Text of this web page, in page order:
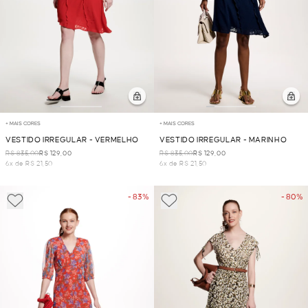
+ MAIS CORES
VESTIDO IRREGULAR - VERMELHO
R$ 835,00R$ 129,00
6x de R$ 21,50
+ MAIS CORES
VESTIDO IRREGULAR - MARINHO
R$ 835,00R$ 129,00
6x de R$ 21,50
- 83% - 80%